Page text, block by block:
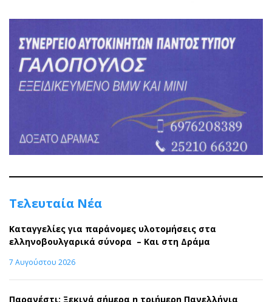
Τελευταία Νέα
Καταγγελίες για παράνομες υλοτομήσεις στα
ελληνοβουλγαρικά σύνορα – Και στη Δράμα
7 Αυγούστου 2026
Παρανέστι: Ξεκινά σήμερα η τριήμερη Πανελλήνια